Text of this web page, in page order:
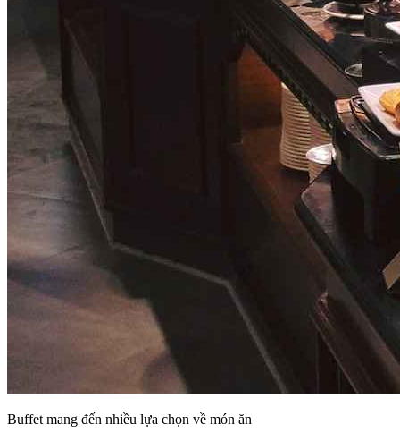
Buffet mang đến nhiều lựa chọn về món ăn